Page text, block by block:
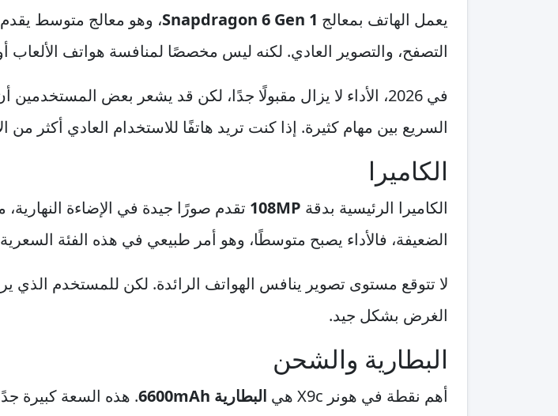
يعمل الهاتف بمعالج Snapdragon 6 Gen 1، وهو معالج متوسط يقدم
التصفح، والتصوير العادي. لكنه ليس مخصصًا لمنافسة هواتف الألعاب
في 2026، الأداء لا يزال مقبولًا جدًا، لكن قد يشعر بعض
السريع بين مهام كثيرة. إذا كنت تريد هاتفًا للاستخدام العادي أكثر
الكاميرا
الكاميرا الرئيسية بدقة 108MP تقدم صورًا جيدة في الإضاءة
الضعيفة، فالأداء يصبح متوسطًا، وهو أمر طبيعي في هذه الفئة
لا تتوقع مستوى تصوير ينافس الهواتف الرائدة. لكن للمستخدم الذي
الغرض بشكل جيد.
البطارية والشحن
أهم نقطة في هونر X9c هي البطارية 6600mAh
. هذه السعة كبيرة